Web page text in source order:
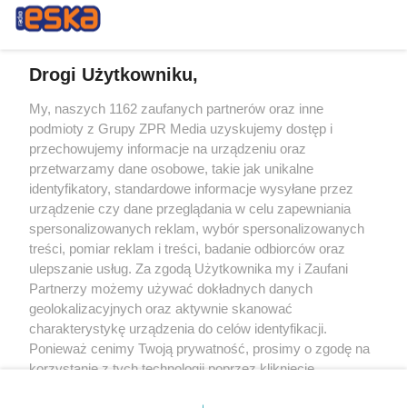
Żaden utwór zamieszczony w serwisie nie może być powielany i
rozpowszechniany lub dalej rozpowszechniany w jakikolwiek sposób (w
tym także elektroniczny lub mechaniczny) na jakimkolwiek polu
eksploatacji w jakiejkolwiek formie, włącznie z umieszczaniem w Internecie
bez pisemnej zgody właściciela praw. Jakiekolwiek użycie lub
wykorzystanie utworów w całości lub w części z naruszeniem prawa, tzn.
bez właściwej zgody, jest zabronione pod groźbą kary i może być ścigane
prawnie.
O nas
Drogi Użytkowniku,
My, naszych 1162 zaufanych partnerów oraz inne
podmioty z Grupy ZPR Media uzyskujemy dostęp i
przechowujemy informacje na urządzeniu oraz
przetwarzamy dane osobowe, takie jak unikalne
identyfikatory, standardowe informacje wysyłane przez
urządzenie czy dane przeglądania w celu zapewniania
spersonalizowanych reklam, wybór spersonalizowanych
treści, pomiar reklam i treści, badanie odbiorców oraz
ulepszanie usług. Za zgodą Użytkownika my i Zaufani
Partnerzy możemy używać dokładnych danych
geolokalizacyjnych oraz aktywnie skanować
charakterystykę urządzenia do celów identyfikacji.
Ponieważ cenimy Twoją prywatność, prosimy o zgodę na
korzystanie z tych technologii poprzez kliknięcie